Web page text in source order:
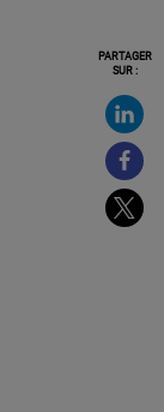
PARTAGER
SUR :